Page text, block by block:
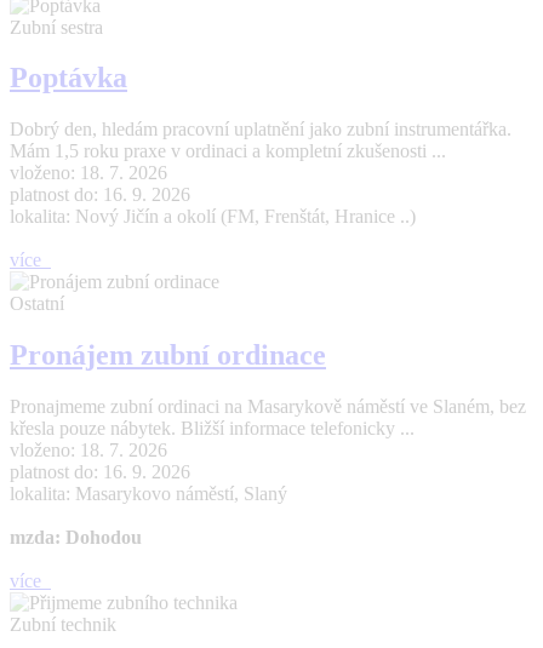
Zubní sestra
Poptávka
Dobrý den, hledám pracovní uplatnění jako zubní instrumentářka.
Mám 1,5 roku praxe v ordinaci a kompletní zkušenosti ...
vloženo: 18. 7. 2026
platnost do: 16. 9. 2026
lokalita: Nový Jičín a okolí (FM, Frenštát, Hranice ..)
více
Ostatní
Pronájem zubní ordinace
Pronajmeme zubní ordinaci na Masarykově náměstí ve Slaném, bez
křesla pouze nábytek. Bližší informace telefonicky ...
vloženo: 18. 7. 2026
platnost do: 16. 9. 2026
lokalita: Masarykovo náměstí, Slaný
mzda: Dohodou
více
Zubní technik